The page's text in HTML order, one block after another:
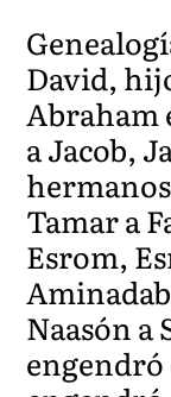
David,
Abraham
a Jacob,
Tamar a
Esrom,
Naasón a
engendró